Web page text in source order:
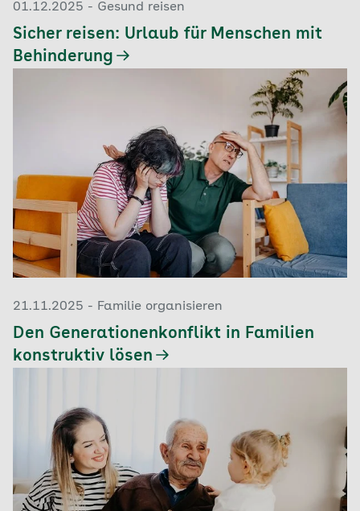
01.12.2025 - Gesund reisen
Sicher reisen: Urlaub für Menschen mit
Behinderung
21.11.2025 - Familie organisieren
Den Generationenkonflikt in Familien
konstruktiv lösen